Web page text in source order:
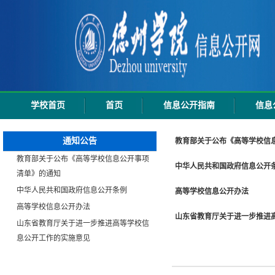
学校首页 首页 信息公开指南 信息
通知公告
教育部关于公布《高等学校信息公开事项
清单》的通知
中华人民共和国政府信息公开条例
高等学校信息公开办法
山东省教育厅关于进一步推进高等学校信
息公开工作的实施意见
教育部关于公布《高等学校信
中华人民共和国政府信息公开
高等学校信息公开办法
山东省教育厅关于进一步推进